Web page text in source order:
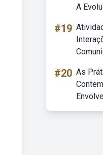
A
#19
#20 As